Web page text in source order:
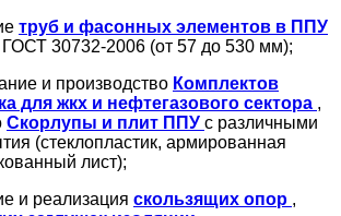
труб и фасонных элементов в ППУ
ГОСТ 30732-2006 (от 57 до 530 мм);
и производство Комплектов
для жкх и нефтегазового сектора ,
Скорлупы и плит ППУ с различными
(стеклопластик, армированная
лист);
и реализация скользящих опор ,